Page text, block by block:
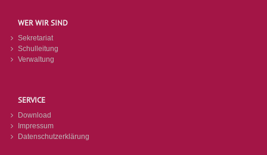
WER WIR SIND
Sekretariat
Schulleitung
Verwaltung
SERVICE
Download
Impressum
Datenschutzerklärung